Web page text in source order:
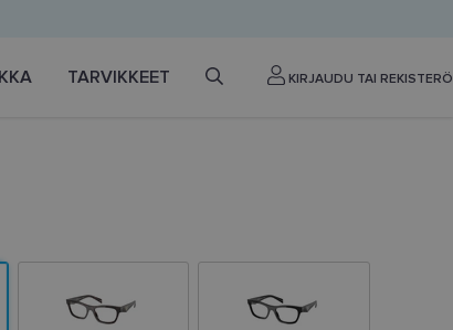
TARVIKKEET KIRJAUDU TAI